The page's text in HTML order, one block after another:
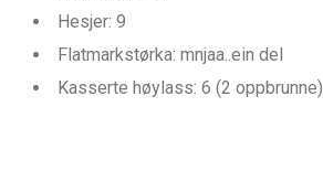
Hesjer: 9
Flatmarkstørka: mnjaa..ein del
Kasserte høylass: 6 (2 oppbrunne)